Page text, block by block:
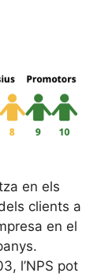
en els
clients a
en el
l’NPS pot